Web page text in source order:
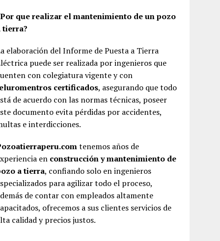
que realizar el mantenimiento de un pozo
tierra?
elaboración del Informe de Puesta a Tierra
puede ser realizada por ingenieros que
con colegiatura vigente y con
certificados, asegurando que todo
de acuerdo con las normas técnicas, poseer
documento evita pérdidas por accidentes,
e interdicciones.
tenemos años de
en construcción y mantenimiento de
a tierra, confiando solo en ingenieros
para agilizar todo el proceso,
de contar con empleados altamente
ofrecemos a sus clientes servicios de
calidad y precios justos.